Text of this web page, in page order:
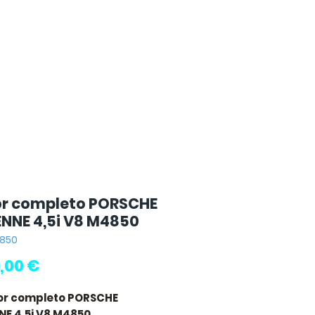
completo PORSCHE
4,5i V8 M4850
€
completo PORSCHE